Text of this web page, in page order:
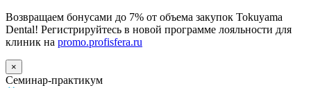
Возвращаем бонусами до 7% от объема закупок Tokuyama
Dental! Регистрируйтесь в новой программе лояльности для
клиник на promo.profisfera.ru
×
Семинар-практикум